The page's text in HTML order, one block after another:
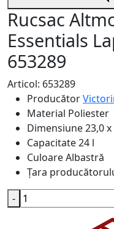
Rucsac
Essentials
653289
Articol: 653289
Producător
Material Poliester
Dimensiune23,0
Capacitate24 l
CuloareAlbastră
Țara
-